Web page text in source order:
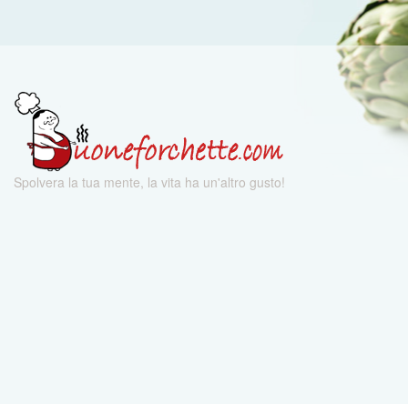
Spolvera la tua mente, la vita ha un'altro gusto!